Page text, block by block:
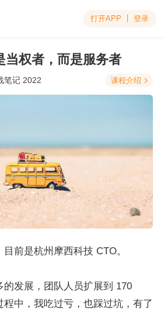
打开APP 登录
当权者，而是服务者
笔记 2022 课程介绍 
前是杭州摩西科技 CTO。
的发展，团队人员扩展到 170
程中，我吃过亏，也踩过坑，有了